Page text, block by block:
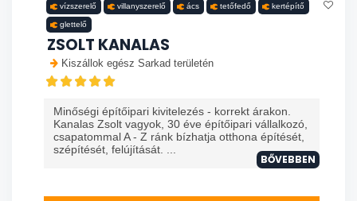
vízszerelő villanyszerelő ács tetőfedő kertépítő
glettelő
ZSOLT KANALAS
Kiszállok egész Sarkad területén
Minőségi építőipari kivitelezés - korrekt árakon.
Kanalas Zsolt vagyok, 30 éve építőipari vállalkozó,
csapatommal A - Z ránk bízhatja otthona építését,
szépítését, felújítását. ...
BŐVEBBEN